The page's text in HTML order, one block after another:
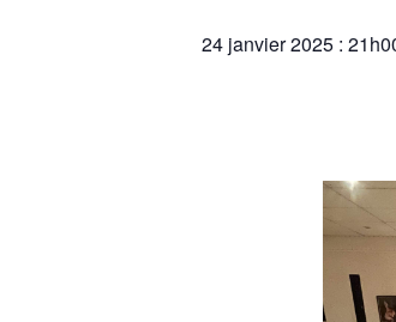
24 janvier 2025 :